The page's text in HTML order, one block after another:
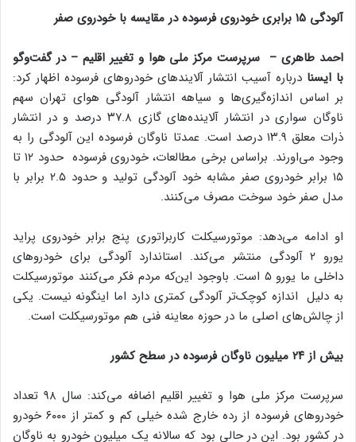
آلودگی ۱۵ برابری خودروی فرسوده در مقایسه با خودروی صفر
احمد طاهری – سرپرست مرکز ملی هوا و تغییر اقلیم – در گفت‌وگو
با ایسنا درباره آسیب انتشار آلایندهای خودروهای فرسوده اظهار کرد:
بر اساس اندازه‌گیری‌ها و سیاهه انتشار آلودگی هوای تهران سهم
ناوگان سواری در انتشار آلاینده‌های گازی ۳۷.۸ درصد و در انتشار
ذرات معلق ۱۳.۹ درصد است. عمدتا ناوگان فرسوده این آلودگی را به
وجود می‌اورند. براساس برخی مطالعات، خودروی فرسوده حدود ۱۲ تا
۱۵ برابر خودروی صفر مشابه خود آلودگی تولید و حدود ۲.۵ برابر با
مدل صفر خود سوخت مصرف می‌کنند.
او ادامه می‌دهد: موتورسیکلت کاربراتوری پنج برابر خودروی پراید
یورو ۲ آلودگی منتشر می‌کند. استاندارد آلودگی برای خودروهای
داخلی ما یورو ۵ است. باوجود این‌که مردم فکر می‌کنند موتورسیکلت
به دلیل اندازه کوچک‌تر آلودگی کمتری دارد اما اینگونه نیست. یکی
از چالش‌های اصلی ما در حوزه معاینه فنی هم موتورسیکلت است.
بیش از ۲۴ میلیون ناوگان فرسوده در سطح کشور
سرپرست مرکز ملی هوا و تغییر اقلیم اضافه می‌کند: سال ۹۸ تعداد
خودروهای فرسوده از رده خارج شده خیلی کم و کمتر از ۶۰۰۰ خودرو
در کشور بود. این در حالی بود که سالانه یک میلیون خودرو به ناوگان